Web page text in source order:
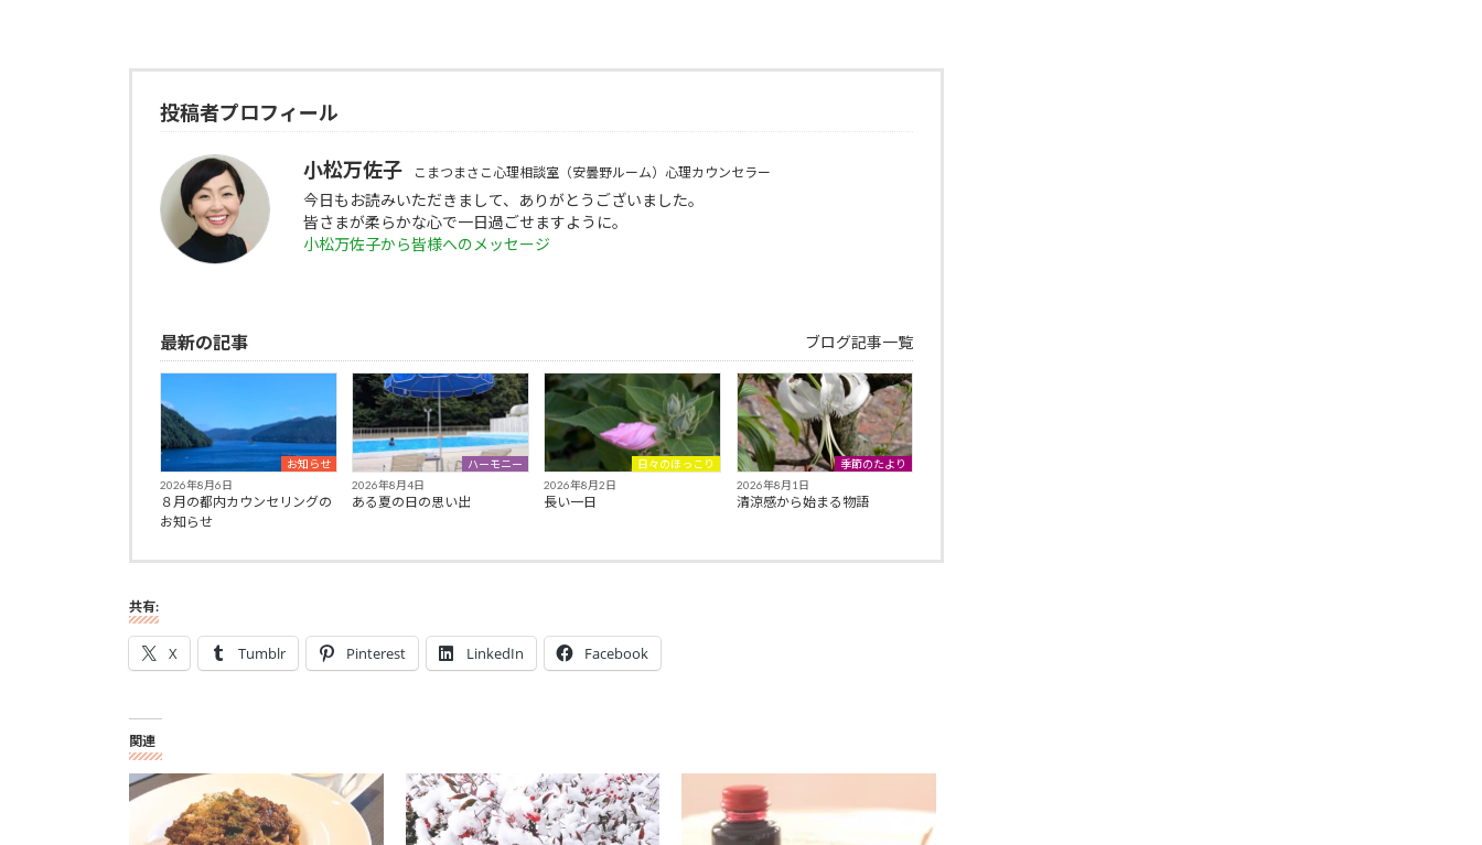
投稿者プロフィール
小松万佐子 こまつまさこ心理相談室（安曇野ルーム）心理カウンセラー
今日もお読みいただきまして、ありがとうございました。
皆さまが柔らかな心で一日過ごせますように。
小松万佐子から皆様へのメッセージ
最新の記事 ブログ記事一覧
お知らせ
2026年8月6日
８月の都内カウンセリングの
お知らせ
ハーモニー
2026年8月4日
ある夏の日の思い出
日々のほっこり
2026年8月2日
長い一日
季節のたより
2026年8月1日
清涼感から始まる物語
共有:
X Tumblr Pinterest LinkedIn Facebook
関連